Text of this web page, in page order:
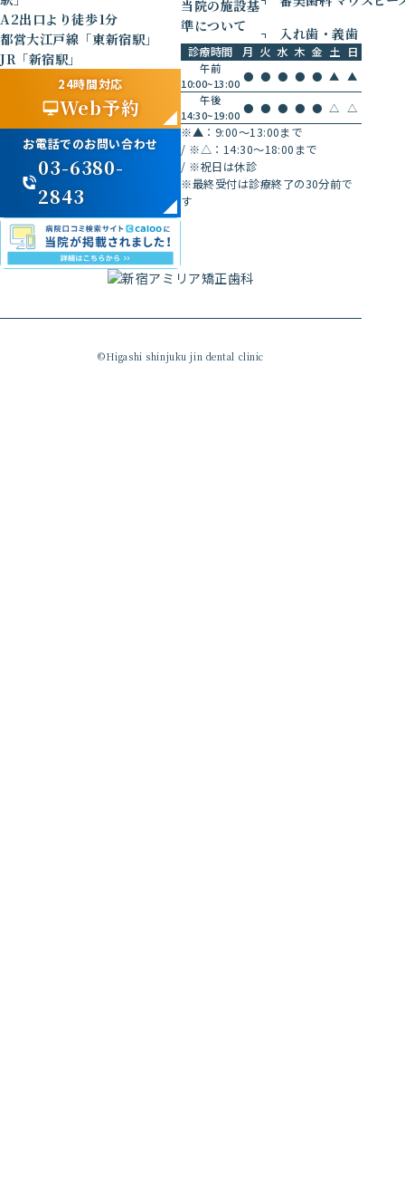
A2出口より徒歩1分
都営大江戸線「東新宿駅」
JR「新宿駅」
24時間対応
Web予約
お電話でのお問い合わせ
03-6380-
2843
当院の施設基
準について
入れ歯・義歯
診療時間 月 火 水 木 金 土 日
午前
10:00~13:00 ● ● ● ● ● ▲
▲
午後
14:30~19:00 ● ● ● ● ● △ △
※▲：9:00〜13:00まで
/ ※△：14:30〜18:00まで
/ ※祝日は休診
※最終受付は診療終了の30分前で
す
©Higashi shinjuku jin dental clinic